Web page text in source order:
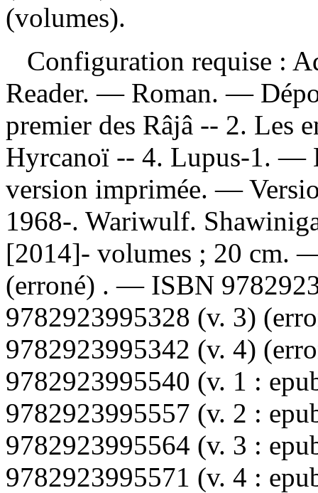
(volumes).
Configuration requise :
Reader. — Roman. —
premier des Râjâ -- 2. Les
Hyrcanoï -- 4. Lupus-1. —
version imprimée. —
1968-. Wariwulf.
[2014]- volumes ; 20 cm.
(erroné) . — ISBN
9782923995328 (v. 3)
9782923995342 (v. 4)
9782923995540 (v. 1 :
9782923995557 (v. 2 :
9782923995564 (v. 3 :
9782923995571 (v. 4 :